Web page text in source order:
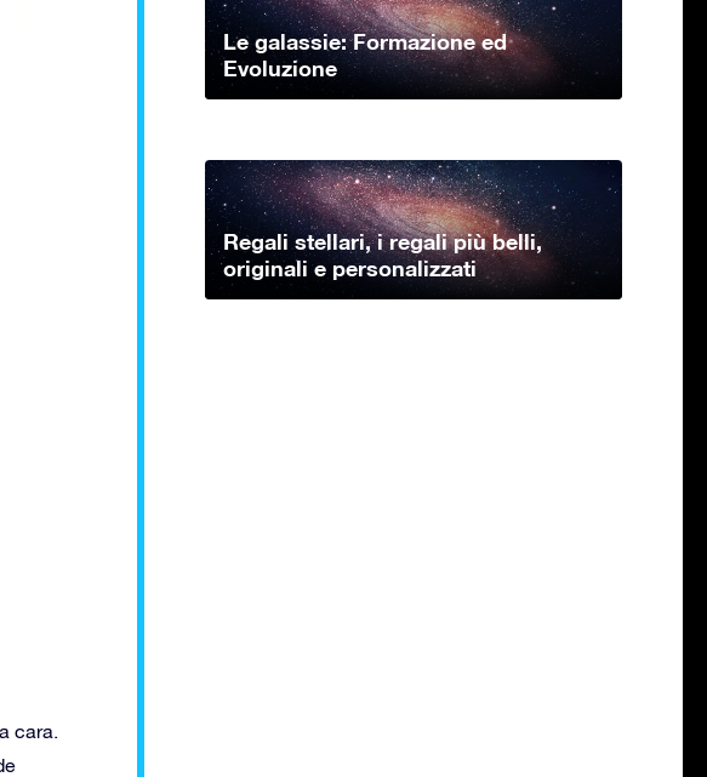
cara.
Le galassie: Formazione ed
Evoluzione
Regali stellari, i regali più belli,
originali e personalizzati